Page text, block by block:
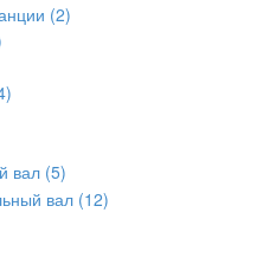
(2)
вал (5)
вал (12)